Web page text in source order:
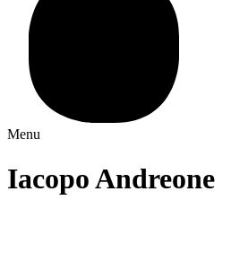
Menu
Iacopo Andreone